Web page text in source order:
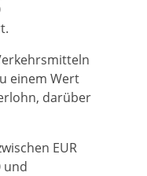
einem Wert
darüber
EUR
und